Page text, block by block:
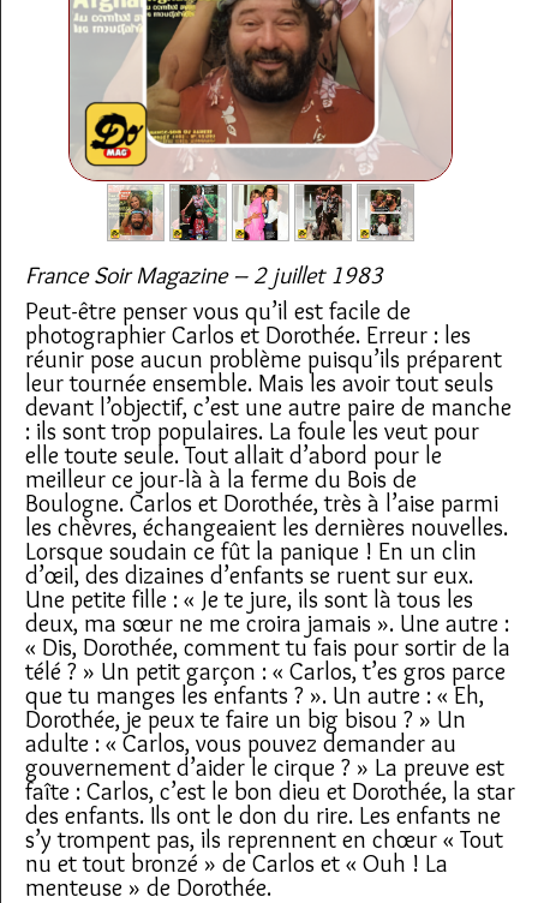
France Soir Magazine – 2 juillet 1983
Peut-être penser vous qu’il est facile de
photographier Carlos et Dorothée. Erreur : les
réunir pose aucun problème puisqu’ils préparent
leur tournée ensemble. Mais les avoir tout seuls
devant l’objectif, c’est une autre paire de manche
: ils sont trop populaires. La foule les veut pour
elle toute seule. Tout allait d’abord pour le
meilleur ce jour-là à la ferme du Bois de
Boulogne. Carlos et Dorothée, très à l’aise parmi
les chèvres, échangeaient les dernières nouvelles.
Lorsque soudain ce fût la panique ! En un clin
d’œil, des dizaines d’enfants se ruent sur eux.
Une petite fille : « Je te jure, ils sont là tous les
deux, ma sœur ne me croira jamais ». Une autre :
« Dis, Dorothée, comment tu fais pour sortir de la
télé ? » Un petit garçon : « Carlos, t’es gros parce
que tu manges les enfants ? ». Un autre : « Eh,
Dorothée, je peux te faire un big bisou ? » Un
adulte : « Carlos, vous pouvez demander au
gouvernement d’aider le cirque ? » La preuve est
faîte : Carlos, c’est le bon dieu et Dorothée, la star
des enfants. Ils ont le don du rire. Les enfants ne
s’y trompent pas, ils reprennent en chœur « Tout
nu et tout bronzé » de Carlos et « Ouh ! La
menteuse » de Dorothée.